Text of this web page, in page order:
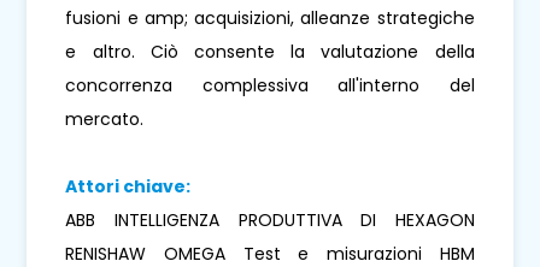
fusioni e amp; acquisizioni, alleanze strategiche
e altro. Ciò consente la valutazione della
concorrenza complessiva all'interno del
mercato.
Attori chiave:
ABB INTELLIGENZA PRODUTTIVA DI HEXAGON
RENISHAW OMEGA Test e misurazioni HBM